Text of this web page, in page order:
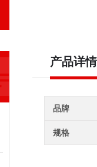
产品详情
品牌
规格